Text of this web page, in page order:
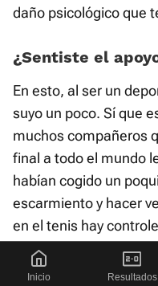
daño psicológico que
¿Sentiste el
En esto, al ser un
suyo un poco. Sí que
muchos compañeros
final a todo el mundo
habían cogido un
escarmiento y hacer
en el tenis hay
Imagino que
Inicio Resultados